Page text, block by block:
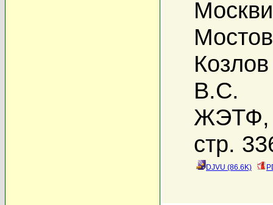
В.С.
ЖЭТФ,
стр.
DJVU (86.6K)